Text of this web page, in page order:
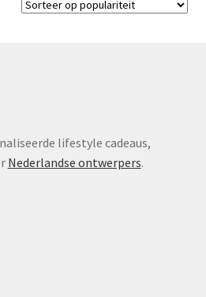
lifestyle cadeaus,
Nederlandse ontwerpers.